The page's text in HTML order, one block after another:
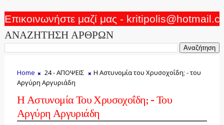
Επικοινωνήστε μαζί μας -
ΑΝΑΖΗΤΗΣΗ ΑΡΘΡΩΝ
Home 24 - ΑΠΟΨΕΙΣ
Η Αστυνομία του Χρυσοχοΐδη; - του
Αργύρη Αργυριάδη
Η Αστυνομία Του Χρυσοχοΐδη; - Του
Αργύρη Αργυριάδη